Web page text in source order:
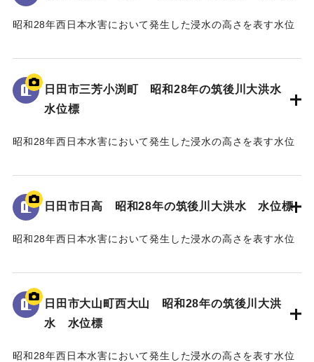
昭和28年西日本水害において発生した浸水の高さを表す水位
地面から25cmの位置に水位が示されており、「T.P
96.34m」と記されている。
｜固有コード:005430107
日田市三芳小渕町 昭和28年の筑後川大洪水
水位標
昭和28年西日本水害において発生した浸水の高さを表す水位
地面から75cmの位置に水位が示されており、「T.P
93.74m」と記されている。
日田市日高 昭和28年の筑後川大洪水 水位標
昭和28年西日本水害において発生した浸水の高さを表す水位
地面から45cmの位置に水位が示されており、「T.P
97.79m」と記されている。
｜固有コード:005430105
日田市大山町西大山 昭和28年の筑後川大洪
水 水位標
昭和28年西日本水害において発生した浸水の高さを表す水位